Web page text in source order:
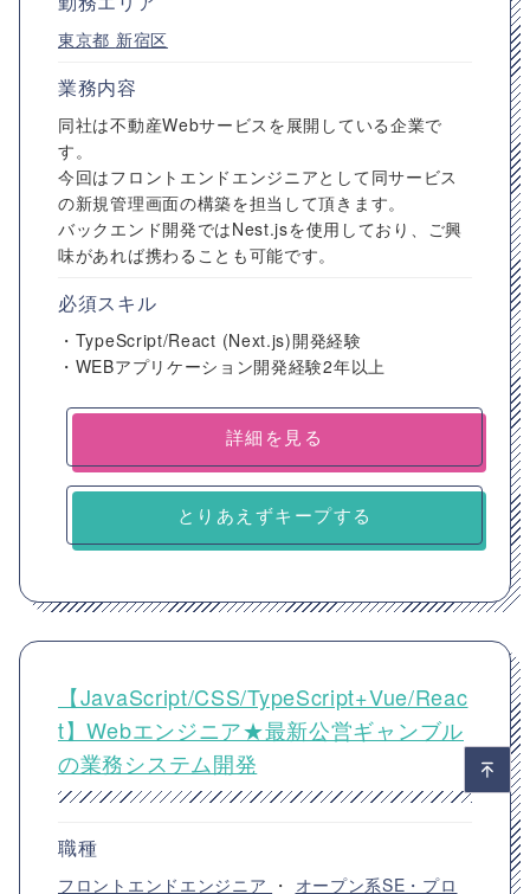
東京都 新宿区
業務内容
同社は不動産Webサービスを展開している企業で
す。
今回はフロントエンドエンジニアとして同サービス
の新規管理画面の構築を担当して頂きます。
バックエンド開発ではNest.jsを使用しており、ご興
味があれば携わることも可能です。
必須スキル
・TypeScript/React (Next.js)開発経験
・WEBアプリケーション開発経験2年以上
詳細を見る
とりあえずキープする
【JavaScript/CSS/TypeScript+Vue/Reac
t】Webエンジニア★最新公営ギャンブル
の業務システム開発
職種
フロントエンドエンジニア ・ オープン系SE・プロ